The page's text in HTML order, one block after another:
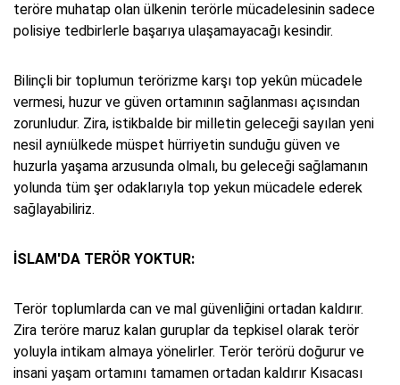
teröre muhatap olan ülkenin terörle mücadelesinin sadece
polisiye tedbirlerle başarıya ulaşamayacağı kesindir.
Bilinçli bir toplumun terörizme karşı top yekûn mücadele
vermesi, huzur ve güven ortamının sağlanması açısından
zorunludur. Zira, istikbalde bir milletin geleceği sayılan yeni
nesil aynıülkede müspet hürriyetin sunduğu güven ve
huzurla yaşama arzusunda olmalı, bu geleceği sağlamanın
yolunda tüm şer odaklarıyla top yekun mücadele ederek
sağlayabiliriz.
İSLAM'DA TERÖR YOKTUR:
Terör toplumlarda can ve mal güvenliğini ortadan kaldırır.
Zira teröre maruz kalan guruplar da tepkisel olarak terör
yoluyla intikam almaya yönelirler. Terör terörü doğurur ve
insani yaşam ortamını tamamen ortadan kaldırır Kısacası